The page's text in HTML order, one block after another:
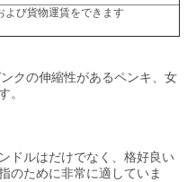
よび貨物運賃をできます
クの伸縮性があるペンキ、女
。
ドルはだけでなく、格好良い
のために非常に適していま